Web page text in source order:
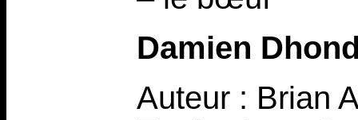
Damien
Auteur : Brian